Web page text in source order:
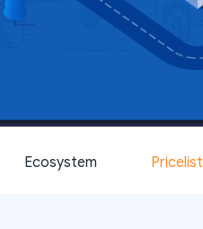
Ecosystem Pricelist